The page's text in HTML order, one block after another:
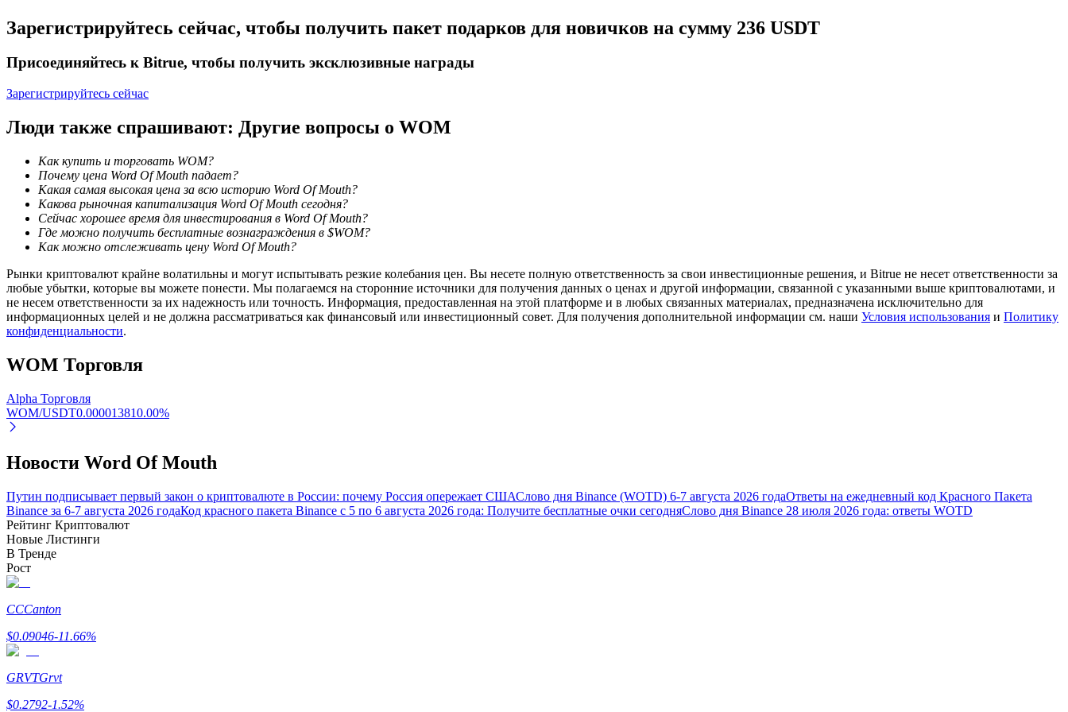
Гид
Руководство для начинающих по фьючерсам
Торговые стратегии
Узнайте, как оставаться прибыльным
Силовая свинья
Зарегистрируйтесь сейчас, чтобы получить пакет подарков для новичков на сумму 236 USDT
Присоединяйтесь к Bitrue, чтобы получить эксклюзивные награды
Зарегистрируйтесь сейчас
Люди также спрашивают: Другие вопросы о WOM
Как купить и торговать WOM?
Почему цена Word Of Mouth падает?
Какая самая высокая цена за всю историю Word Of Mouth?
Какова рыночная капитализация Word Of Mouth сегодня?
Сейчас хорошее время для инвестирования в Word Of Mouth?
Где можно получить бесплатные вознаграждения в $WOM?
Как можно отслеживать цену Word Of Mouth?
Рынки криптовалют крайне волатильны и могут испытывать резкие колебания цен. Вы несете полную ответственность за свои инвестиционные решения, и Bitrue не несет ответственности за
любые убытки, которые вы можете понести. Мы полагаемся на сторонние источники для получения данных о ценах и другой информации, связанной с указанными выше криптовалютами, и
не несем ответственности за их надежность или точность. Информация, предоставленная на этой платформе и в любых связанных материалах, предназначена исключительно для
информационных целей и не должна рассматриваться как финансовый или инвестиционный совет. Для получения дополнительной информации см. наши Условия использования и Политику
конфиденциальности.
WOM Торговля
Alpha Торговля
WOM/USDT0.000013810.00%
Новости Word Of Mouth
Путин подписывает первый закон о криптовалюте в России: почему Россия опережает СШАСлово дня Binance (WOTD) 6-7 августа 2026 годаОтветы на ежедневный код Красного Пакета
Binance за 6-7 августа 2026 годаКод красного пакета Binance с 5 по 6 августа 2026 года: Получите бесплатные очки сегодняСлово дня Binance 28 июля 2026 года: ответы WOTD
Рейтинг Криптовалют
Новые Листинги
В Тренде
Рост
CCCanton
$0.09046-11.66%
GRVTGrvt
$0.2792-1.52%